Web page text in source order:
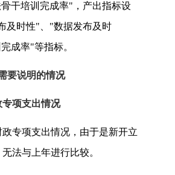
干培训完成率"，产出指标设
及时性"、"数据发布及时
成率"等指标。
要说明的情况
专项支出情况
专项支出情况，由于是新开立
法与上年进行比较。